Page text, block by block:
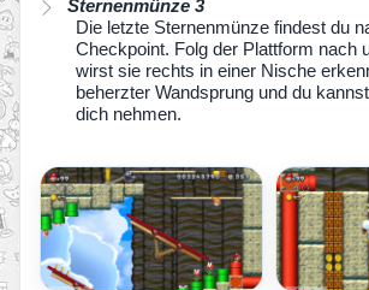
Sternenmünze 3
Die letzte Sternenmünze findest du
Checkpoint. Folg der Plattform nach
wirst sie rechts in einer Nische
beherzter Wandsprung und du
dich nehmen.